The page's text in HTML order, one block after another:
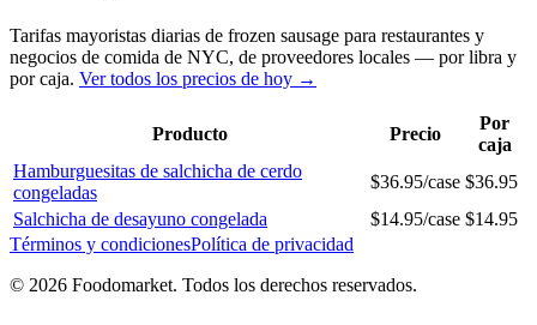
Tarifas mayoristas diarias de frozen sausage para restaurantes y
negocios de comida de NYC, de proveedores locales — por libra y
por caja. Ver todos los precios de hoy →
Producto Precio
Por
caja
Hamburguesitas de salchicha de cerdo
congeladas
$36.95/case $36.95
Salchicha de desayuno congelada
$14.95/case $14.95
Términos y condicionesPolítica de privacidad
© 2026 Foodomarket. Todos los derechos reservados.